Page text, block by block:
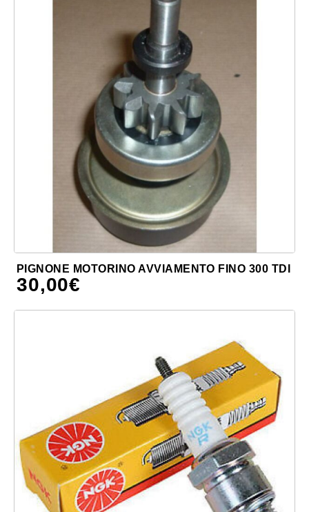
PIGNONE MOTORINO AVVIAMENTO FINO 300 TDI
30,00€